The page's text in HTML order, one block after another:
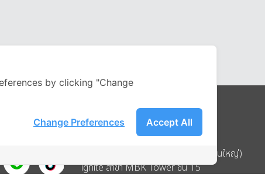
Address
บริษัท อิกไนท์ เอ สตาร์ จำกัด (สำนักงานใหญ่)
ignite สาขา MBK Tower ชั้น 15
by clicking "Change
Accept All
Change Preferences